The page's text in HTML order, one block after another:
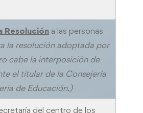
Resolucióna las personas
la resolución adoptada por
cabe la interposición de
el titular de la Consejería
de Educación.)
del centro de los